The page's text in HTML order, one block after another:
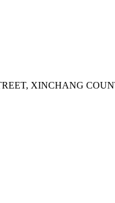
XINCHANG